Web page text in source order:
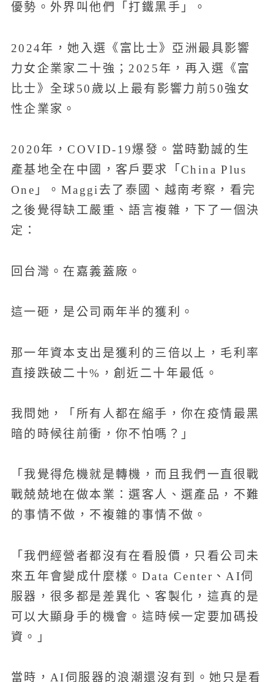
優勢。外界叫他們「打鐵黑手」。
2024年，她入選《富比士》亞洲最具影響
力女企業家二十強；2025年，再入選《富
比士》全球50歲以上最有影響力前50強女
性企業家。
2020年，COVID-19爆發。當時勤誠的生
產基地全在中國，客戶要求「China Plus
One」。Maggi去了泰國、越南考察，看完
之後覺得缺工嚴重、語言複雜，下了一個決
定：
回台灣。在嘉義蓋廠。
這一砸，是公司兩年半的獲利。
那一年資本支出是獲利的三倍以上，毛利率
直接跌破二十%，創近二十年最低。
我問她，「所有人都在縮手，你在疫情最黑
暗的時候往前衝，你不怕嗎？」
「我覺得危機就是轉機，而且我們一直很戰
戰兢兢地在做本業：選客人、選產品，不難
的事情不做，不複雜的事情不做。
「我們經營者都沒有在看股價，只看公司未
來五年會變成什麼樣。Data Center、AI伺
服器，很多都是差異化、客製化，這真的是
可以大顯身手的機會。這時候一定要加碼投
資。」
當時，AI伺服器的浪潮還沒有到。她只是看